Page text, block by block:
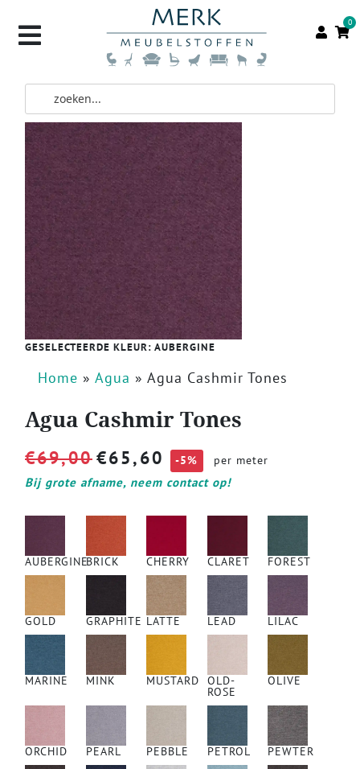
0
GESELECTEERDE KLEUR: AUBERGINE
Home » Agua » Agua Cashmir Tones
Agua Cashmir Tones
€69,00€65,60 -5% per meter
Bij grote afname, neem contact op!
AUBERGINEBRICK CHERRY CLARET FOREST
GOLD GRAPHITE LATTE LEAD LILAC
MARINE MINK MUSTARD OLD-
ROSE
OLIVE
ORCHID PEARL PEBBLE PETROL PEWTER